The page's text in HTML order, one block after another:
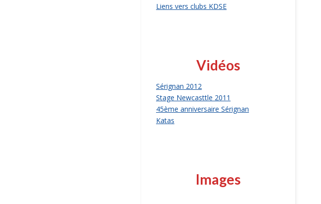
Liens vers clubs KDSE
Vidéos
Sérignan 2012
Stage Newcasttle 2011
45ème anniversaire Sérignan
Katas
Images